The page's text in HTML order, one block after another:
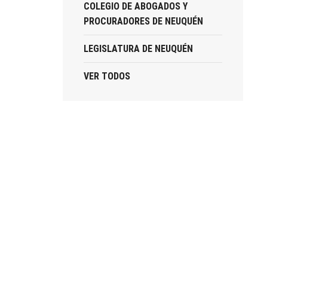
COLEGIO DE ABOGADOS Y
PROCURADORES DE NEUQUÉN
LEGISLATURA DE NEUQUÉN
VER TODOS